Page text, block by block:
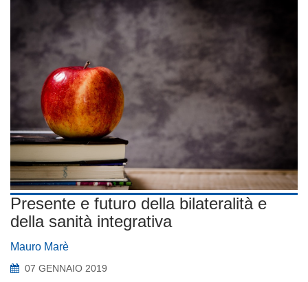
Presente e futuro della bilateralità e
della sanità integrativa
Mauro Marè
07 GENNAIO 2019